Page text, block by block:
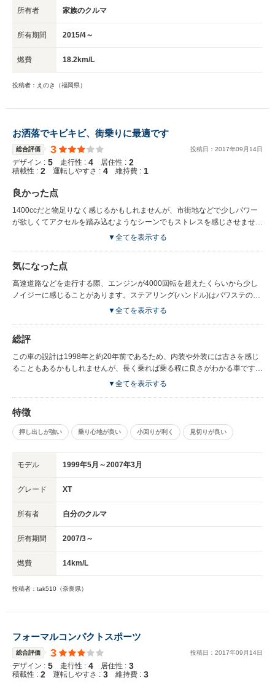
所有者 家族のクルマ
所有期間 2015/4～
燃費 18.2km/L
投稿者：えのき（福岡県）
お洒落でキビキビ、街乗りに最適です
総合評価 3 投稿日： 2017年09 月 14日
デザイン : 5 走行性 : 4 居住性 : 2
積載性 : 2 運転しやすさ : 4 維持費 : 1
良かった点
1400ccだと物足りなく感じるかもしれませんが、市街地などで少しパワー
が欲しくてアクセルを踏み込むようなシーンでもストレスを感じさせませ
ん。キビキビとした走りで、追い越しも楽々とこなします。デザインは飽き
ができます。リアシートは大人二人が乗るのに十分なサイズです。横方向へ
のゆとりは少ないですが、ボディサイズを考えると十分に実用的です。
▼全てを表示する
気になった点
高速道路などを走行する際、エンジンが4000回転を超えたくらいから少し
ノイジーに感じることがあります。ステアリング(ハンドル)はパワステのわ
りに少し重めなので、女性の方には少し取り回し難く感じられるかもしれま
度は運転の仕方で変わってくるように思います。
▼全てを表示する
総評
この車の設計は1998年と約20年前であるため、内装や外装には古さを感じ
ることもあるかもしれませんが、長く乗れば乗る程に良さがわかる車です。
街で見かけても一目置くような存在感があります。
▼全てを表示する
特徴
押し出しが強い 乗り心地が良い 小回りが利く 見切りが良い
モデル 1999年5月～2007年3月
グレード XT
所有者 自分のクルマ
所有期間 2007/3～
燃費 14km/L
投稿者：tak510（奈良県）
フォーマルコンパクトスポーツ
総合評価 3 投稿日： 2017年09 月 14日
デザイン : 5 走行性 : 4 居住性 : 3
積載性 : 2 運転しやすさ : 3 維持費 : 3